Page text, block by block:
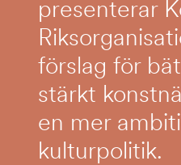
presenterar
förslag för
stärkt
en mer
kulturpolitik.